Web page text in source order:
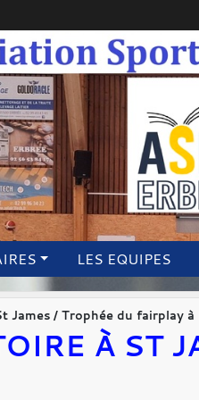
LES EQUIPES
James / Trophée du fairplay à
À ST